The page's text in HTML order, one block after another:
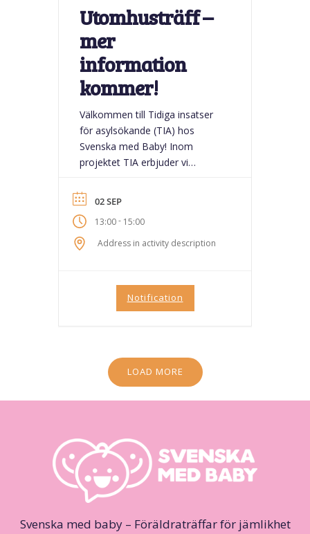
Utomhusträff –
mer
information
kommer!
Välkommen till Tidiga insatser
för asylsökande (TIA) hos
Svenska med Baby! Inom
projektet TIA erbjuder vi
asylsökande och personer från
Ukraina som omfattas av
massflyktsdirektivet. Fokus
ligger på språk, delaktighet,
del av gemenskapen! Träffarna
är ett tryggt rum där vi arbetar...
02 SEP
13:00- 15:00
Address in activity description
Notification
LOAD MORE
Svenska med baby – Föräldraträffar för jämlikhet